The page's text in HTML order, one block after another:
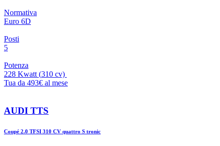
Normativa
Euro 6D
Posti
5
Potenza
228 Kwatt(310 cv)
Tua da 493€ al mese
AUDI TTS
Coupé 2.0 TFSI 310 CV quattro S tronic